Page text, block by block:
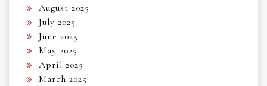
August 2025
July 2025
June 2025
May 2025
April 2025
March 2025